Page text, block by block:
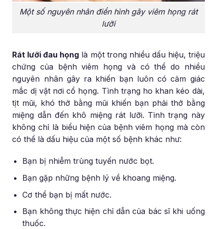
Một số nguyên nhân điển hình gây viêm họng rát
lưỡi
Rát lưỡi đau họng là một trong nhiều dấu hiệu, triệu
chứng của bệnh viêm họng và có thể do nhiều
nguyên nhân gây ra khiến bạn luôn có cảm giác
mắc dị vật nơi cổ họng. Tình trạng ho khan kéo dài,
tịt mũi, khó thở bằng mũi khiến bạn phải thở bằng
miệng dẫn đến khô miệng rát lưỡi. Tình trạng này
không chỉ là biểu hiện của bệnh viêm họng mà còn
có thể là dấu hiệu của một số bệnh khác như:
Bạn bị nhiễm trùng tuyến nước bọt.
Bạn gặp những bệnh lý về khoang miệng.
Cơ thể bạn bị mất nước.
Bạn không thực hiện chỉ dẫn của bác sĩ khi uống
thuốc.